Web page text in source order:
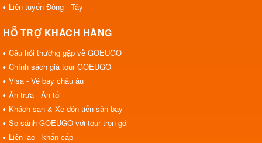
Liên tuyến Đông - Tây
HỖ TRỢ KHÁCH HÀNG
Câu hỏi thường gặp về GOEUGO
Chính sách giá tour GOEUGO
Visa - Vé bay châu âu
Ăn trưa - Ăn tối
Khách sạn & Xe đón tiễn sân bay
So sánh GOEUGO với tour trọn gói
Liên lạc - khẩn cấp